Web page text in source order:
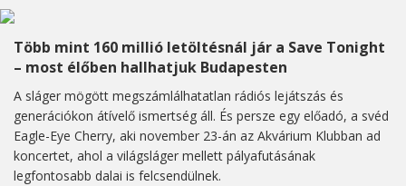
Több mint 160 millió letöltésnál jár a Save Tonight
– most élőben hallhatjuk Budapesten
A sláger mögött megszámlálhatatlan rádiós lejátszás és
generációkon átívelő ismertség áll. És persze egy előadó, a svéd
Eagle-Eye Cherry, aki november 23-án az Akvárium Klubban ad
koncertet, ahol a világsláger mellett pályafutásának
legfontosabb dalai is felcsendülnek.